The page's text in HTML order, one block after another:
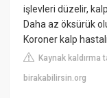
işlevleri düzelir,
Daha az öksürük
Koroner kalp
Kaynak kaldırma
birakabilirsin.org